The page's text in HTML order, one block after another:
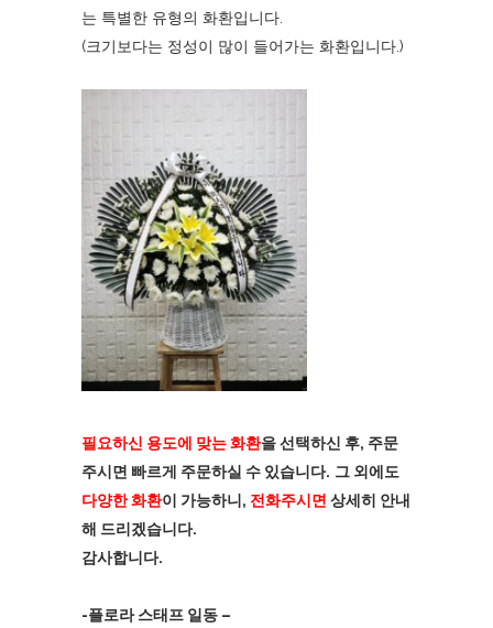
는 특별한 유형의 화환입니다.
(크기보다는 정성이 많이 들어가는 화환입니다.)
필요하신 용도에 맞는 화환을 선택하신 후, 주문
주시면 빠르게 주문하실 수 있습니다. 그 외에도
다양한 화환이 가능하니, 전화주시면 상세히 안내
해 드리겠습니다.
감사합니다.
-플로라 스태프 일동 –